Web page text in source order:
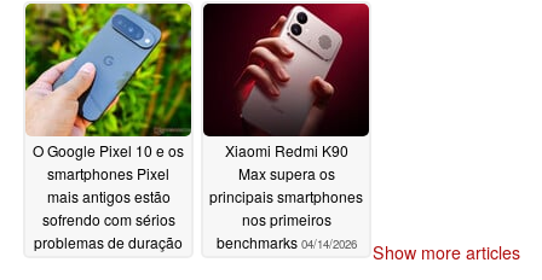
O Google Pixel 10 e os
smartphones Pixel
mais antigos estão
sofrendo com sérios
problemas de duração
Xiaomi Redmi K90
Max supera os
principais smartphones
nos primeiros
benchmarks 04/14/2026 Show more articles